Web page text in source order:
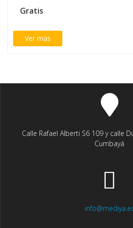
Gratis
Ver más
Calle Rafael Alberti S6 109 y calle
Cumbayá